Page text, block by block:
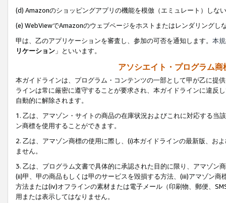
(d) Amazonのショッピングアプリの機能を模倣（エミュレート）しな
(e) WebViewでAmazonのウェブページをホストまたはレンダリングし
甲は、乙のアプリケーションを審査し、参加の可否を通知します。 本
リケーション 」といいます。
アソシエイト・プログラム
本ガイドラインは、プログラム・コンテンツの一部として甲が乙に提
ラインは常に厳密に遵守することが要求され、本ガイドラインに違反
自動的に解除されます。
1. 乙は、アマゾン・サイトの商品の在庫状況およびこれに対応する
ン商標を使用することができます。
2. 乙は、アマゾン商標の使用に際し、(i)本ガイドラインの最新版、お
ません。
3. 乙は、プログラム文書で具体的に承認された目的に限り、アマゾン
(ii)甲、甲の商品もしくは甲のサービスを毀損する方法、(iii)アマゾン
方法または(iv)オフラインの素材または電子メール（印刷物、郵便、
用または表示してはなりません。